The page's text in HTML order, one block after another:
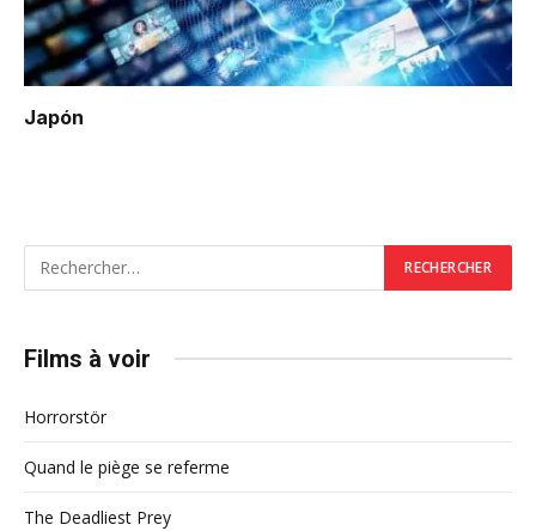
Japón
Films à voir
Horrorstör
Quand le piège se referme
The Deadliest Prey